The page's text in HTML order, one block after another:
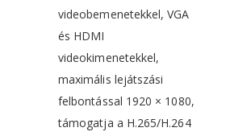
videobemenetekkel, VGA
és HDMI
videokimenetekkel,
maximális lejátszási
felbontással 1920 × 1080,
támogatja a H.265/H.264